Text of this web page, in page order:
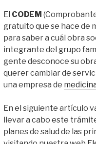
El CODEM
gratuito que se hace de
para saber a cuál obra
integrante del grupo
gente desconoce su
querer cambiar de
una empresa de
En el siguiente artículo
llevar a cabo este
planes de salud de las